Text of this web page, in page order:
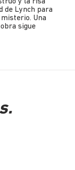
de Lynch para
Una
sigue